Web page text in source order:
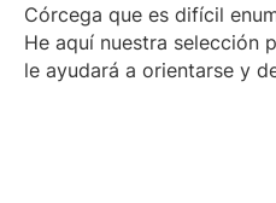
Córcega que es difícil
He aquí nuestra selección
le ayudará a orientarse y